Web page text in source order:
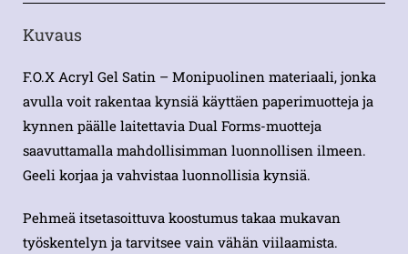
Kuvaus
F.O.X Acryl Gel Satin – Monipuolinen materiaali, jonka
avulla voit rakentaa kynsiä käyttäen paperimuotteja ja
kynnen päälle laitettavia Dual Forms-muotteja
saavuttamalla mahdollisimman luonnollisen ilmeen.
Geeli korjaa ja vahvistaa luonnollisia kynsiä.
Pehmeä itsetasoittuva koostumus takaa mukavan
työskentelyn ja tarvitsee vain vähän viilaamista.